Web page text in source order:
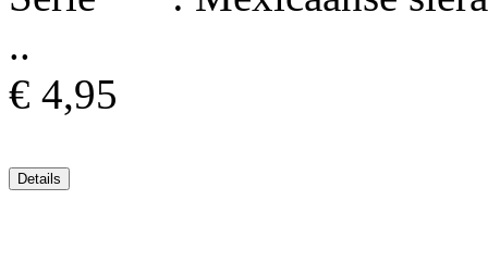
..
€ 4,95